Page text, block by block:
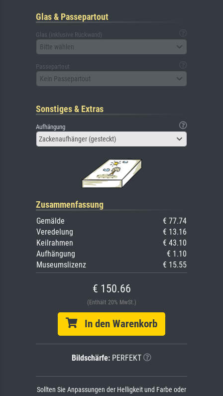
Glas & Passepartout
Glas (inklusive Rückwand)
Bitte wählen
Passepartout
Kein Passepartout
Sonstiges & Extras
Aufhängung
Zackenaufhänger (gesteckt)
Zusammenfassung
Gemälde
€ 77.74
Veredelung
€ 13.16
Keilrahmen
€ 43.10
Aufhängung
€ 1.10
Museumslizenz
€ 15.55
€ 150.66
(Enthält 20% MwSt.)
In den Warenkorb
Bildschärfe: PERFEKT
Sollten Sie Anpassungen der Helligkeit und Farbe oder